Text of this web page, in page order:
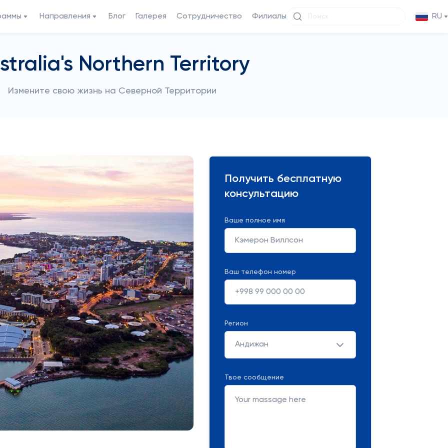
Направления Блог Галерея Сотрудничество Филиалы RU
Northern Territory
Измените свою жизнь на Северной Территории
Получить бесплатную
консультацию
Ваше полное имя
Ваш телефон номер
Регион
Андижан
Твое сообщение